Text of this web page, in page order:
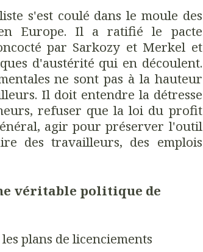
s'est coulé dans le moule des
Europe. Il a ratifié le pacte
par Sarkozy et Merkel et
d'austérité qui en découlent.
ne sont pas à la hauteur
Il doit entendre la détresse
refuser que la loi du profit
agir pour préserver l'outil
des travailleurs, des emplois
véritable politique de
plans de licenciements